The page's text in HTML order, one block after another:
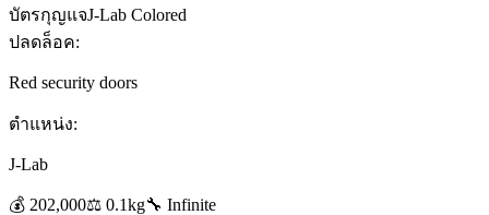
บัตรกุญแจJ-Lab Colored
ปลดล็อค:
Red security doors
ตำแหน่ง:
J-Lab
💰 202,000⚖️ 0.1kg🔧 Infinite